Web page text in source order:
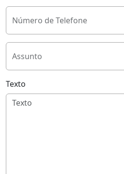
Número de Telefone
Assunto
Texto